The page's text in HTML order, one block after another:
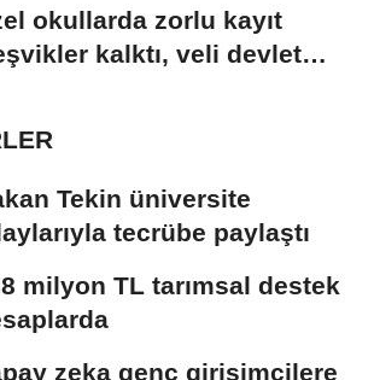
okullarda zorlu kayıt
kalktı, veli devlet
Tekin üniversite
tecrübe paylaştı
milyon TL tarımsal destek
zeka genç girişimcilere